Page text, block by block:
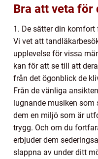
Bra att veta för
1. De sätter din komfort
Vi vet att
upplevelse för vissa
kan för att se till att
från det ögonblick de
Från de vänliga
lugnande musiken
dem en miljö som är
trygg. Och om du
erbjuder dem
slappna av under ditt